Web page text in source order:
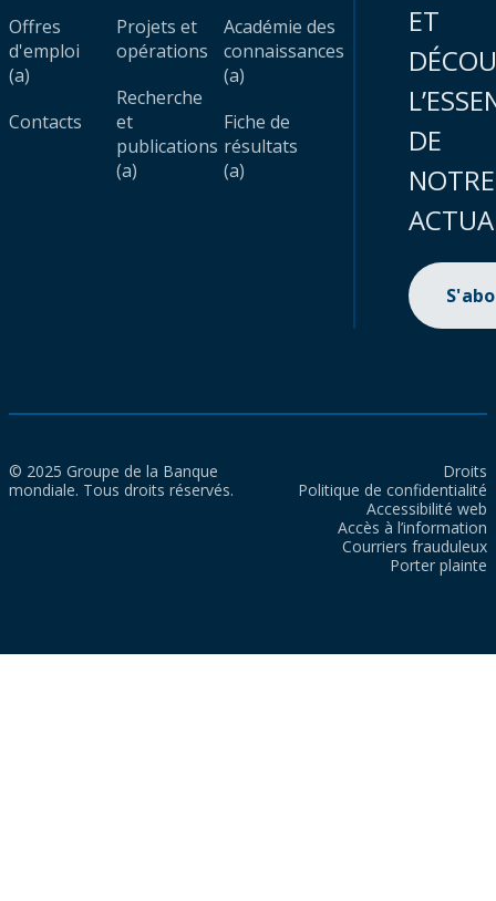
Offres
d'emploi
(a)
Contacts
Projets et
opérations
Recherche
et
publications
(a)
Académie des
connaissances
(a)
Fiche de
résultats
(a)
ET
DE
NOTRE
© 2025 Groupe de la Banque
mondiale. Tous droits réservés.
Droits
Politique de confidentialité
Accessibilité web
Accès à l’information
Courriers frauduleux
Porter plainte